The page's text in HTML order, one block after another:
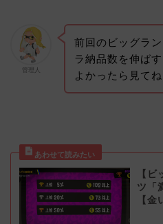
管理人
前回のビッグラ
ラ納品数を伸ば
よかったら見てね
【
ツ「
【金